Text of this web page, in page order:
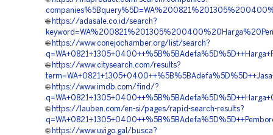
🌐 https://adasale.co.id/search?
🌐 https://www.conejochamber.org/list/search?
🌐 https://www.citysearch.com/results?
🌐 https://www.imdb.com/find/?
🌐 https://lauben.com/en-si/pages/rapid-search-results?
🌐 https://www.uvigo.gal/busca?